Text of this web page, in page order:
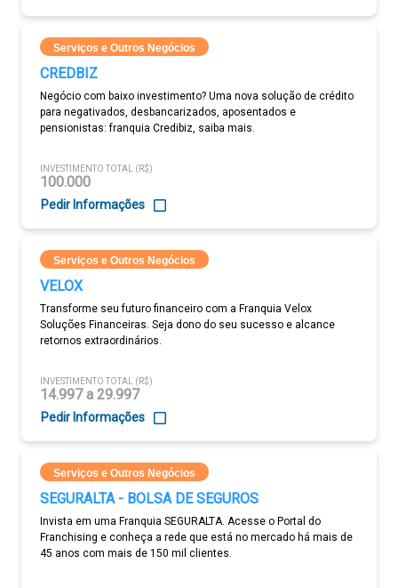
Serviços e Outros Negócios
CREDBIZ
Negócio com baixo investimento? Uma nova solução de crédito
para negativados, desbancarizados, aposentados e
pensionistas: franquia Credibiz, saiba mais.
INVESTIMENTO TOTAL (R$)
100.000
Pedir Informações
Serviços e Outros Negócios
VELOX
Transforme seu futuro financeiro com a Franquia Velox
Soluções Financeiras. Seja dono do seu sucesso e alcance
retornos extraordinários.
INVESTIMENTO TOTAL (R$)
14.997 a 29.997
Pedir Informações
Serviços e Outros Negócios
SEGURALTA - BOLSA DE SEGUROS
Invista em uma Franquia SEGURALTA. Acesse o Portal do
Franchising e conheça a rede que está no mercado há mais de
45 anos com mais de 150 mil clientes.